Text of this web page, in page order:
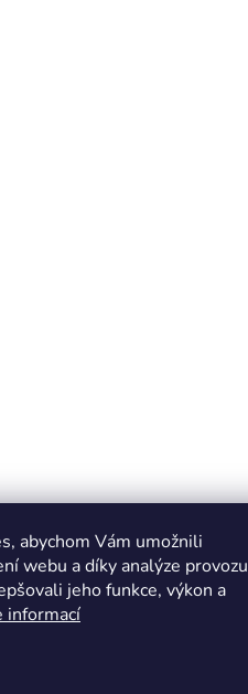
abychom Vám umožnili
webu a díky analýze provozu
jeho funkce, výkon a
informací